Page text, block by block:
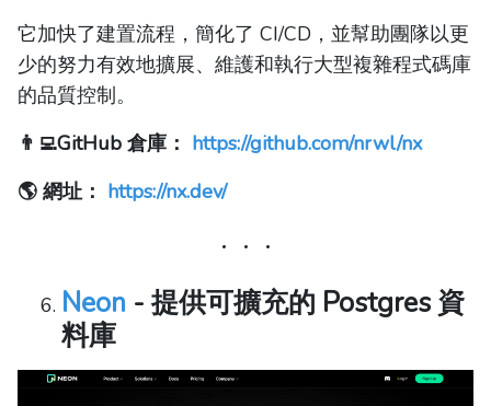
它加快了建置流程，簡化了 CI/CD，並幫助團隊以更
少的努力有效地擴展、維護和執行大型複雜程式碼庫
的品質控制。
👨‍💻GitHub 倉庫： https://github.com/nrwl/nx
🌎 網址： https://nx.dev/
Neon - 提供可擴充的 Postgres 資
料庫